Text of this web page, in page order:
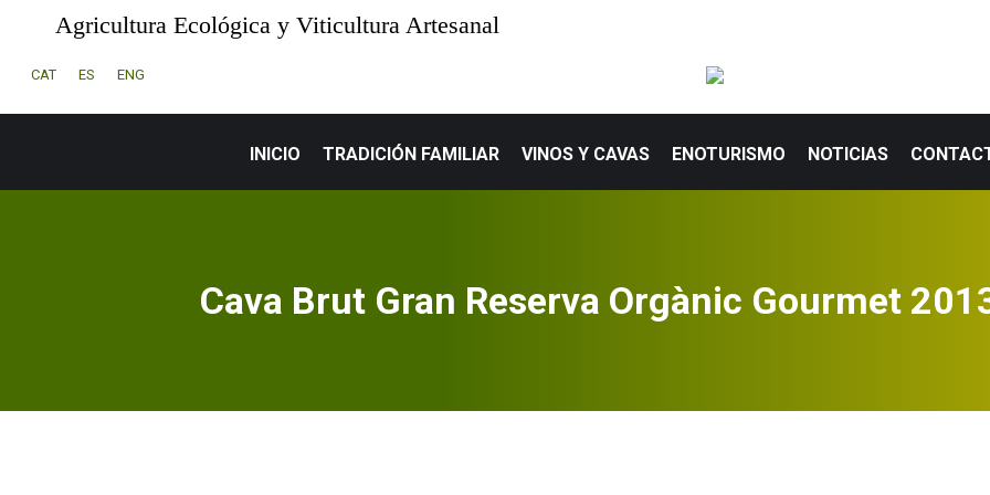
Agricultura Ecológica y Viticultura Artesanal
CAT ES ENG
INICIO TRADICIÓN FAMILIAR VINOS Y CAVAS ENOTURISMO NOTICIAS
Cava Brut Gran Reserva Orgànic Gourmet